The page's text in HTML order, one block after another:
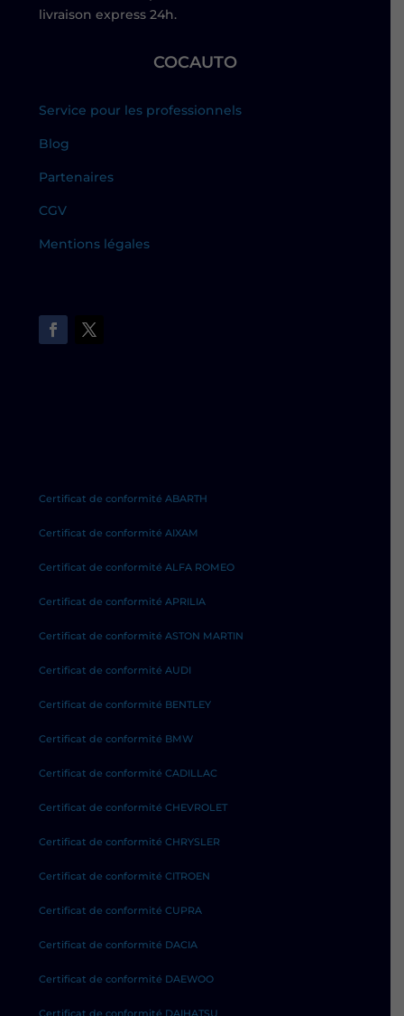
livraison express 24h.
COCAUTO
Service pour les professionnels
Blog
Partenaires
CGV
Mentions légales
Certificat de conformité ABARTH
Certificat de conformité AIXAM
Certificat de conformité ALFA ROMEO
Certificat de conformité APRILIA
Certificat de conformité ASTON MARTIN
Certificat de conformité AUDI
Certificat de conformité BENTLEY
Certificat de conformité BMW
Certificat de conformité CADILLAC
Certificat de conformité CHEVROLET
Certificat de conformité CHRYSLER
Certificat de conformité CITROEN
Certificat de conformité CUPRA
Certificat de conformité DACIA
Certificat de conformité DAEWOO
Certificat de conformité DAIHATSU